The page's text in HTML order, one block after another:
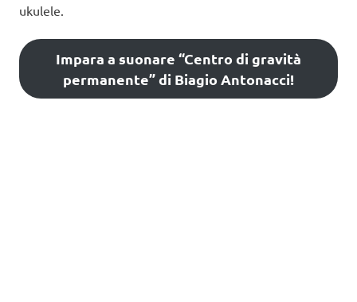
ukulele.
Impara a suonare “Centro di gravità
permanente” di Biagio Antonacci!